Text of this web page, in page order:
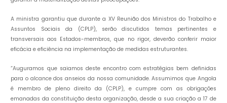
A ministra garantiu que durante a XV Reunião dos Ministros do Trabalho e
Assuntos Sociais da (CPLP), serão discutidos temas pertinentes e
transversais aos Estados-membros, que no rigor, deverão conferir maior
eficácia e eficiência na implementação de medidas estruturantes.
“Auguramos que saiamos deste encontro com estratégias bem definidas
para o alcance dos anseios da nossa comunidade. Assumimos que Angola
é membro de pleno direito da (CPLP), e cumpre com as obrigações
emanadas da constituição desta organização, desde a sua criação a 17 de